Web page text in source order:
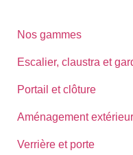
Nos gammes
Escalier, claustra et
Portail et clôture
Aménagement extérieur
Verrière et porte